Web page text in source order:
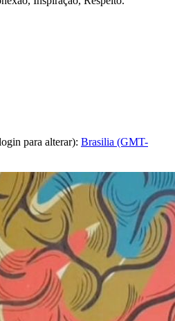
para alterar): Brasilia (GMT-